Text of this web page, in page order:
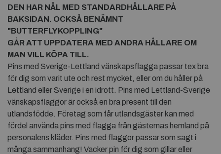
DEN HAR NÅL MED STANDARDHÅLLARE PÅ
BAKSIDAN. OCKSÅ BENÄMNT
"BUTTERFLYKOPPLING"
GÅR ATT UPPDATERA MED ANDRA HÅLLARE OM
MAN VILL KÖPA TILL.
Pins med Sverige-Lettland vänskapsflagga passar tex bra
för dig som varit ute och rest mycket, eller om du håller på
Lettland eller Sverige i en idrott. Pins med Lettland-Sverige
vänskapsflaggor är också en bra present till den
utlandsfödde. Företag som får utlandsgäster kan med
fördel använda pins med flagga från gästernas hemland på
personalens kläder. Pins med flaggor passar som sagt i
många sammanhang! Vacker pin för dig som gillar eller